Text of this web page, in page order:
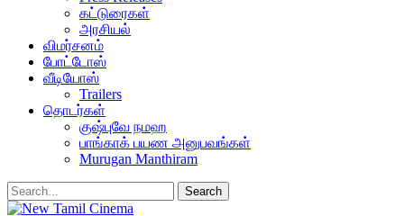
கட்டுரைகள்
அரசியல்
விமர்சனம்
போட்டோஸ்
வீடியோஸ்
Trailers
தொடர்கள்
குஷ்புவே நமஹ
பாங்காக் பயண அனுபவங்கள்
Murugan Manthiram